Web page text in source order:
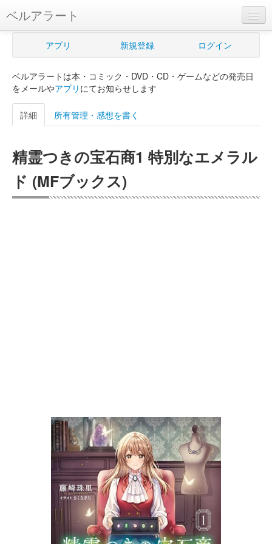
ベルアラート
ベルアラートとは
新規登録
ログイン
購入管理
Myシェルフ
アプリ 新規登録 ログイン
ベルアラートは本・コミック・DVD・CD・ゲームなどの発売日
をメールやアプリ にてお知らせします
詳細 所有管理・感想を書く
精霊つきの宝石商1 特別なエメラル
ド (MFブックス)